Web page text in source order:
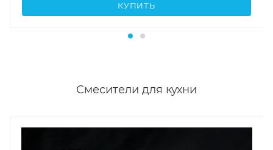
КУПИТЬ
Смесители для кухни